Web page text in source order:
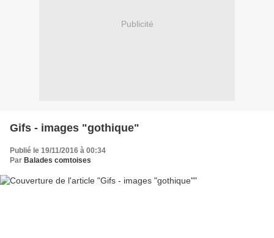
Publicité
Gifs - images "gothique"
Publié le 19/11/2016 à 00:34
Par Balades comtoises